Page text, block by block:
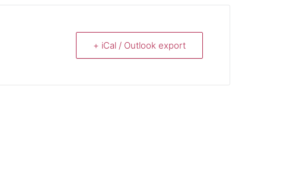
+ iCal / Outlook export